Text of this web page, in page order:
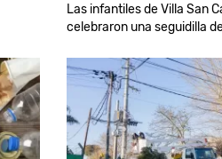
Las infantiles de Villa San
celebraron una seguidilla